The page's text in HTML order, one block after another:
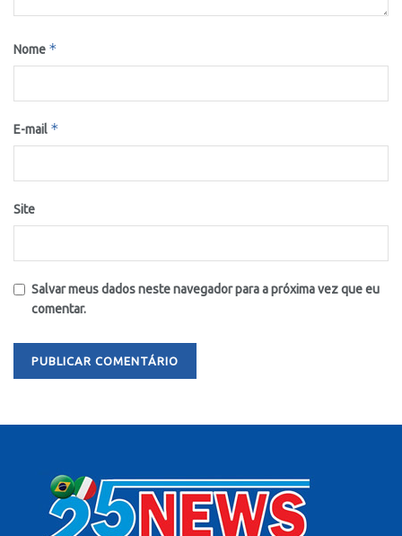
Nome *
E-mail *
Site
Salvar meus dados neste navegador para a próxima vez que eu
comentar.